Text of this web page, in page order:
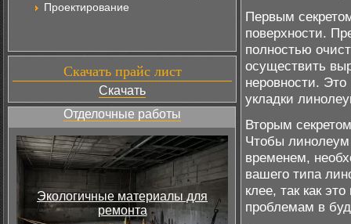
Проектирование
Скачать прайс лист
Скачать
Отделочные работы
Экологичные материалы для
ремонта
Первым
поверхности.
полностью
осуществить
неровности.
укладки
Вторым
Чтобы линолеум
временем,
вашего типа
клее, так как
проблемам в